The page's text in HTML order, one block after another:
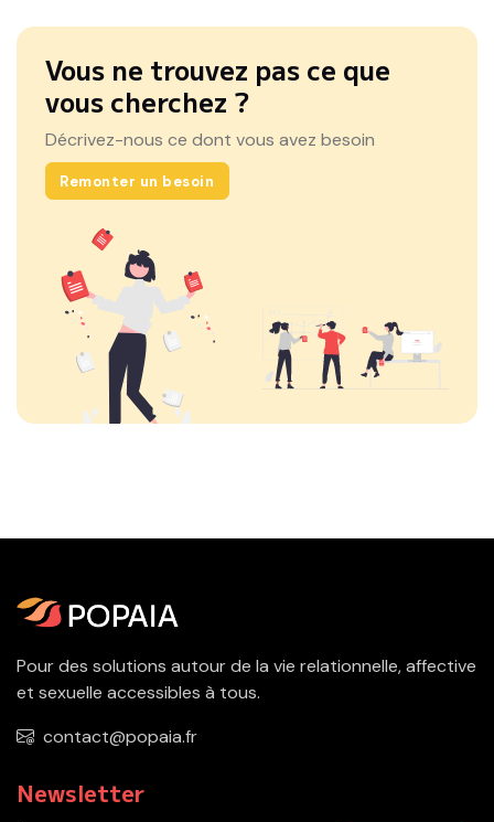
Vous ne trouvez pas ce que
vous cherchez ?
Décrivez-nous ce dont vous avez besoin
Remonter un besoin
Pour des solutions autour de la vie relationnelle, affective
et sexuelle accessibles à tous.
contact@popaia.fr
Newsletter